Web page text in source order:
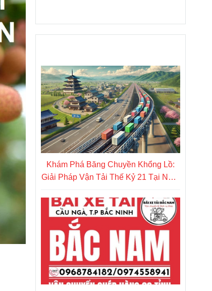
Khám Phá Băng Chuyền Khổng Lồ:
Giải Pháp Vận Tải Thế Kỷ 21 Tại Nhật